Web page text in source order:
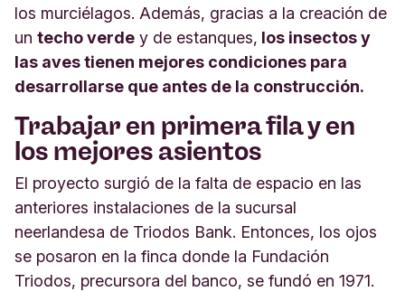
los murciélagos. Además, gracias a la creación de
un techo verde y de estanques, los insectos y
las aves tienen mejores condiciones para
desarrollarse que antes de la construcción.
Trabajar en primera fila y en
los mejores asientos
El proyecto surgió de la falta de espacio en las
anteriores instalaciones de la sucursal
neerlandesa de Triodos Bank. Entonces, los ojos
se posaron en la finca donde la Fundación
Triodos, precursora del banco, se fundó en 1971.